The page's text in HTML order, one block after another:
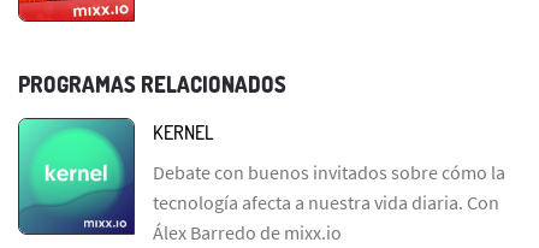
PROGRAMAS RELACIONADOS
KERNEL
Debate con buenos invitados sobre cómo la
tecnología afecta a nuestra vida diaria. Con
Álex Barredo de mixx.io